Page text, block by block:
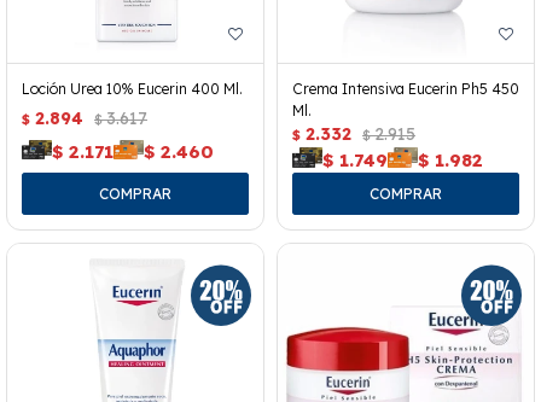
Loción Urea 10% Eucerin 400 Ml.
$ 2.894 $ 3.617
$ 2.171 $ 2.460
Crema Intensiva Eucerin Ph5 450
Ml.
$ 2.332 $ 2.915
$ 1.749 $ 1.982